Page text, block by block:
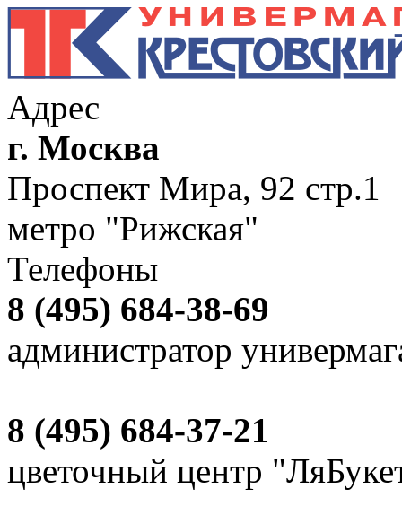
Адрес
г. Москва
Проспект Мира, 92 стр.1
метро "Рижская"
Телефоны
8 (495) 684-38-69
администратор
8 (495) 684-37-21
цветочный центр